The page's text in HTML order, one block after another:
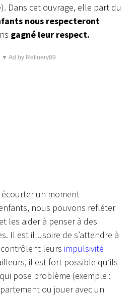
Dans cet ouvrage, elle part du
nous respecteront
gagné leur respect.
▼ Ad by Refinery89
un moment
nous pouvons refléter
et les aider à penser à des
Il est illusoire de s’attendre à
leurs impulsivité
il est fort possible qu’ils
pose problème (exemple :
ou jouer avec un